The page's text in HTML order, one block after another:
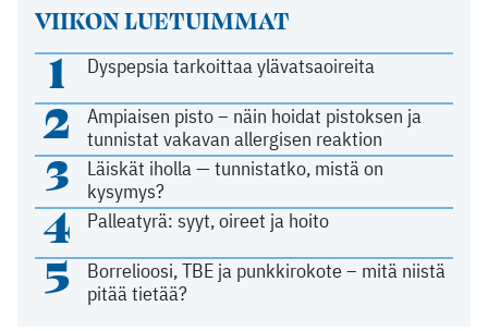
VIIKON LUETUIMMAT
1 Dyspepsia tarkoittaa ylävatsaoireita
2
Ampiaisen pisto – näin hoidat pistoksen ja
tunnistat vakavan allergisen reaktion
3
Läiskät iholla — tunnistatko, mistä on
kysymys?
4 Palleatyrä: syyt, oireet ja hoito
5
Borrelioosi, TBE ja punkkirokote – mitä niistä
pitää tietää?